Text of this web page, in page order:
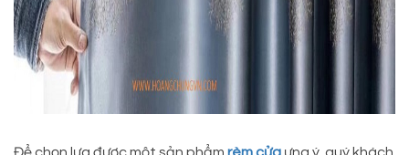
Để chọn lựa được một sản phẩm rèm cửa ưng ý, quý khách